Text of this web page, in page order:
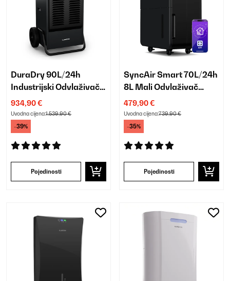
DuraDry 90L/24h
Industrijski Odvlaživač
zraka Antracit
934,90 €
Uvodna cijena:1.539,90 €
-39%
Pojedinosti
SyncAir Smart 70L/24h
8L Mali Odvlaživač
zraka Antracit
479,90 €
Uvodna cijena:739,90 €
-35%
Pojedinosti